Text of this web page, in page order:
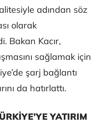
adından söz
olarak
Bakan Kacır,
sağlamak için
şarj bağlantı
da hatırlattı.
YATIRIM